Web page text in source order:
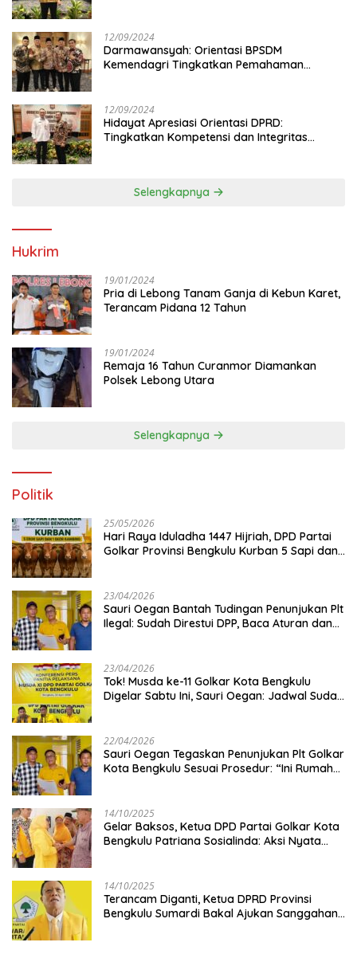
12/09/2024
Darmawansyah: Orientasi BPSDM
Kemendagri Tingkatkan Pemahaman
12/09/2024
Hidayat Apresiasi Orientasi DPRD:
Tingkatkan Kompetensi dan Integritas
Selengkapnya
Hukrim
19/01/2024
Pria di Lebong Tanam Ganja di Kebun Karet,
Terancam Pidana 12 Tahun
19/01/2024
Remaja 16 Tahun Curanmor Diamankan
Polsek Lebong Utara
Selengkapnya
Politik
25/05/2026
Hari Raya Iduladha 1447 Hijriah, DPD Partai
Golkar Provinsi Bengkulu Kurban 5 Sapi dan 1
23/04/2026
Sauri Oegan Bantah Tudingan Penunjukan Plt
Ilegal: Sudah Direstui DPP, Baca Aturan dan
23/04/2026
‎Tok! Musda ke-11 Golkar Kota Bengkulu
Digelar Sabtu Ini, Sauri Oegan: Jadwal Sudah
22/04/2026
Sauri Oegan Tegaskan Penunjukan Plt Golkar
Kota Bengkulu Sesuai Prosedur: “Ini Rumah
14/10/2025
‎Gelar Baksos, Ketua DPD Partai Golkar Kota
Bengkulu Patriana Sosialinda: Aksi Nyata
14/10/2025
Terancam Diganti, Ketua DPRD Provinsi
Bengkulu Sumardi Bakal Ajukan Sanggahan